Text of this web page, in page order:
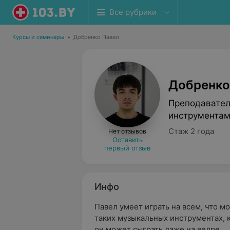
Все рубрики
Курсы и семинары • Добренко Павел
Нет отзывов
Оставить
первый отзыв
инструментам
Стаж 2 года
Инфо
Павел умеет играть на всем, что
таких музыкальных инструментах,